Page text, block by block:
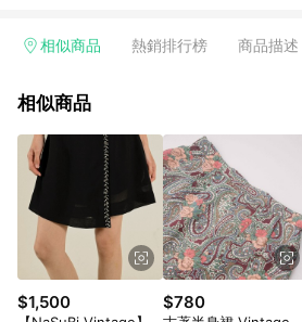
差異。 4.若於商家App下單，不符合LINE購
相似商品 熱銷排行榜 商品描述
相似商品
$1,500 $780